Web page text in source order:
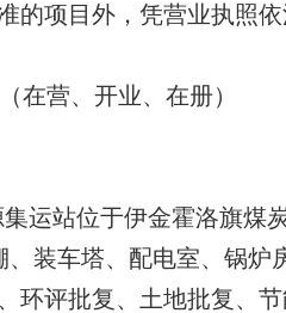
的项目外，凭营业执照
在营、开业、在册）
运站位于伊金霍洛旗煤
装车塔、配电室、锅炉
环评批复、土地批复、